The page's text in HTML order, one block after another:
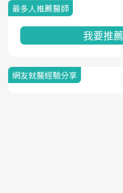
最多人推薦醫師
我要推
網友就醫經驗分享